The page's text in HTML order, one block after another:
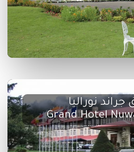
جراند نوراليا
Grand Hotel